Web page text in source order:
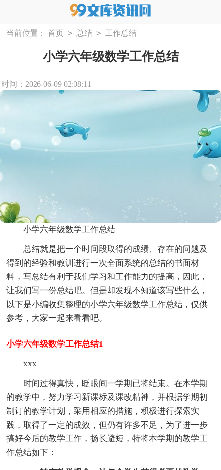
当前位置： 首页 > 总结 > 工作总结
小学六年级数学工作总结
时间：2026-06-09 02:08:11
小学六年级数学工作总结
总结就是把一个时间段取得的成绩、存在的问题及
得到的经验和教训进行一次全面系统的总结的书面材
料，写总结有利于我们学习和工作能力的提高，因此，
让我们写一份总结吧。但是却发现不知道该写些什么，
以下是小编收集整理的小学六年级数学工作总结，仅供
参考，大家一起来看看吧。
小学六年级数学工作总结1
xxx
时间过得真快，眨眼间一学期已将结束。在本学期
的教学中，努力学习新课标及课改精神，并根据学期初
制订的教学计划，采用相应的措施，积极进行探索实
践，取得了一定的成效，但仍有许多不足，为了进一步
搞好今后的教学工作，扬长避短，特将本学期的教学工
作总结如下：